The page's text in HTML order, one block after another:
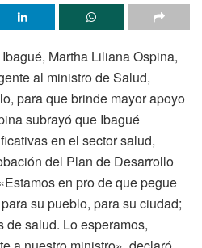
Martha Liliana Ospina,
al ministro de Salud,
para que brinde mayor apoyo
subrayó que Ibagué
en el sector salud,
del Plan de Desarrollo
en pro de que pegue
su pueblo, para su ciudad;
de salud. Lo esperamos,